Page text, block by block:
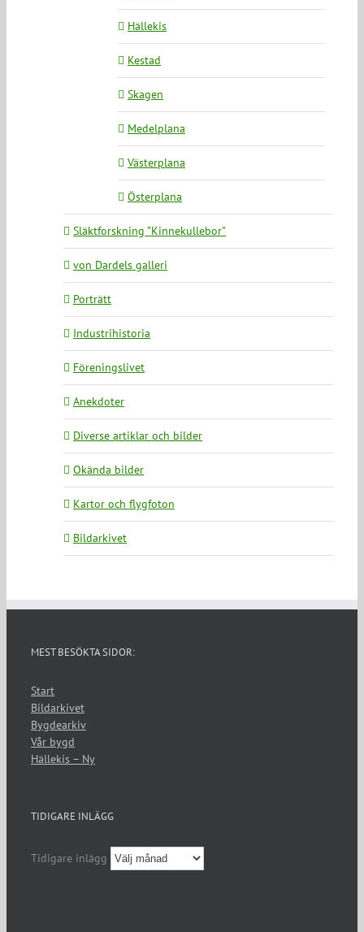
Hällekis
Kestad
Skagen
Medelplana
Västerplana
Österplana
Släktforskning ”Kinnekullebor”
von Dardels galleri
Porträtt
Industrihistoria
Föreningslivet
Anekdoter
Diverse artiklar och bilder
Okända bilder
Kartor och flygfoton
Bildarkivet
MEST BESÖKTA SIDOR:
Start
Bildarkivet
Bygdearkiv
Vår bygd
Hällekis – Ny
TIDIGARE INLÄGG
Tidigare inlägg